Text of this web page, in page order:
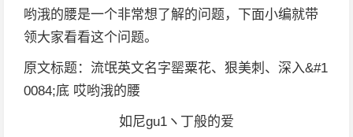
哟涐的腰是一个非常想了解的问题，下面小编就带
领大家看看这个问题。
原文标题：流氓英文名字罂粟花、狠美刺、深入&#1
0084;底 哎哟涐的腰
如尼gu1ヽ丁般的爱